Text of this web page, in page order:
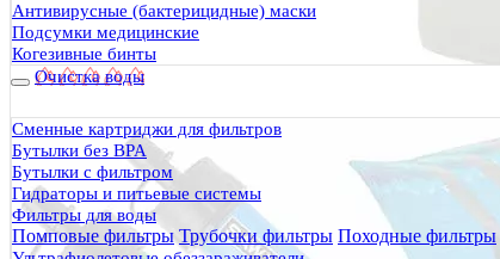
Антивирусные (бактерицидные) маски
Подсумки медицинские
Когезивные бинты
Очистка воды
Сменные картриджи для фильтров
Бутылки без BPA
Бутылки с фильтром
Гидраторы и питьевые системы
Фильтры для воды
Помповые фильтры Трубочки фильтры Походные фильтры